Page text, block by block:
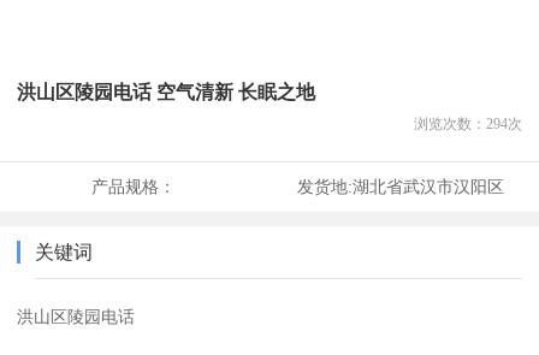
洪山区陵园电话 空气清新 长眠之地
浏览次数： 294次
产品规格： 发货地:湖北省武汉市汉阳区
关键词
洪山区陵园电话